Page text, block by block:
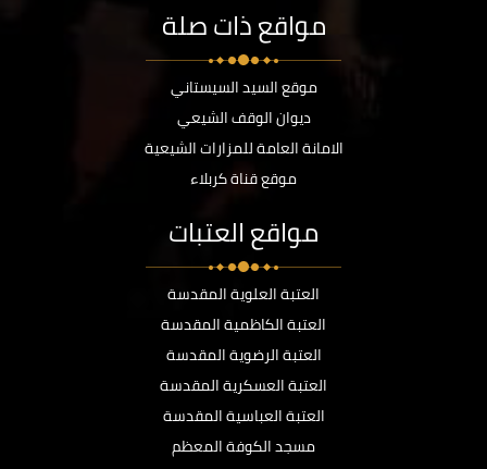
مواقع ذات صلة
موقع السيد السيستاني
ديوان الوقف الشيعي
الامانة العامة للمزارات الشيعية
موقع قناة كربلاء
مواقع العتبات
العتبة العلوية المقدسة
العتبة الكاظمية المقدسة
العتبة الرضوية المقدسة
العتبة العسكرية المقدسة
العتبة العباسية المقدسة
مسجد الكوفة المعظم